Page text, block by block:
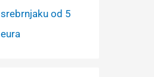
srebrnjaku od 5
eura